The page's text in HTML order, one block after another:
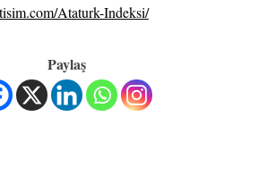
Ataturk-Indeksi/
Paylaş